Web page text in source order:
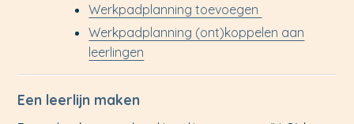
Werkpadplanning toevoegen
Werkpadplanning (ont)koppelen aan
leerlingen
Een leerlijn maken